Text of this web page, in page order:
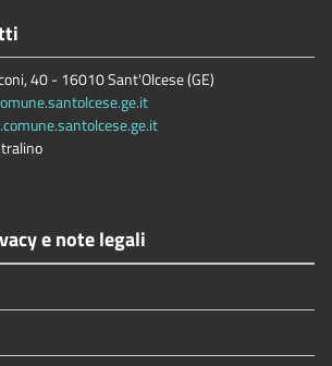
40 - 16010 Sant'Olcese (GE)
e note legali